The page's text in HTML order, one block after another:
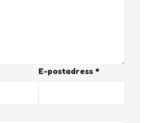
E-postadress *